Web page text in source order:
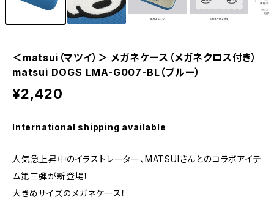
＜matsui（マツイ）＞ メガネケース（メガネクロス付き）
matsui DOGS LMA-G007-BL（ブルー）
¥2,420
International shipping available
人気急上昇中のイラストレーター、MATSUIさんとのコラボアイテ
ム第三弾が新登場！
大きめサイズのメガネケース！